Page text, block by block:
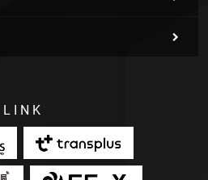
LINK